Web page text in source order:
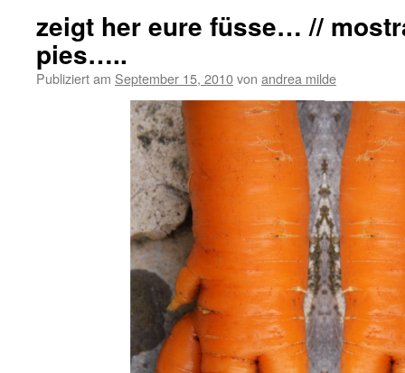
zeigt her eure füsse… //
pies…..
Publiziert am September 15, 2010von andrea milde